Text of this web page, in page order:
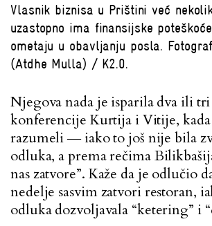
Vlasnik biznisa u Prištini već
uzastopno ima finansijske
ometaju u obavljanju posla.
(Atdhe Mulla) / K2.0.
Njegova nada je isparila dva ili
konferencije Kurtija i Vitije, kada
razumeli ― iako to još nije bila
odluka, a prema rečima
nas zatvore”. Kaže da je odlučio
nedelje sasvim zatvori restoran,
odluka dozvoljavala “ketering” i